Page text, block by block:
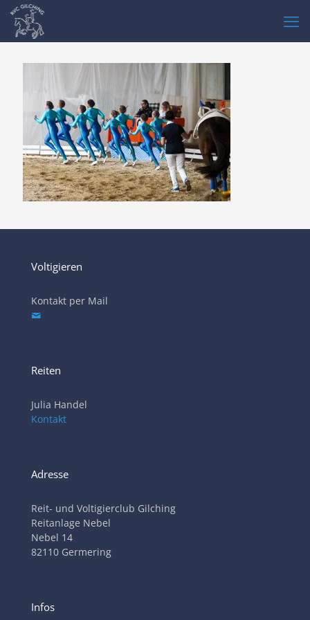
Voltigieren
Kontakt per Mail
Reiten
Julia Handel
Kontakt
Adresse
Reit- und Voltigierclub Gilching
Reitanlage Nebel
Nebel 14
82110 Germering
Infos